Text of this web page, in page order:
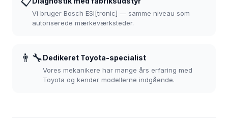
Vi bruger Bosch ESI[tronic] — samme niveau som
autoriserede mærkeværksteder.
👨‍🔧Dedikeret Toyota-specialist
Vores mekanikere har mange års erfaring med
Toyota og kender modellerne indgående.